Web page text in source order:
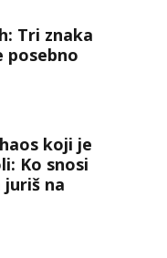
Tri znaka
posebno
koji je
Ko snosi
na